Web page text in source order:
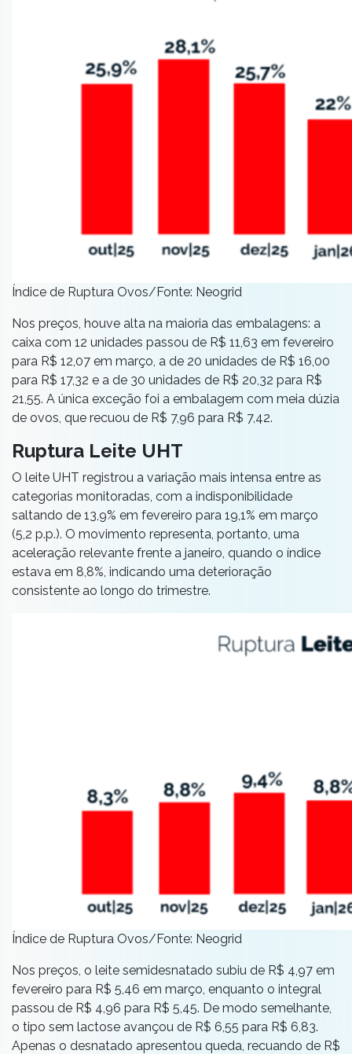
Índice de Ruptura Ovos/Fonte: Neogrid
Nos preços, houve alta na maioria das embalagens: a
caixa com 12 unidades passou de R$ 11,63 em fevereiro
para R$ 12,07 em março, a de 20 unidades de R$ 16,00
para R$ 17,32 e a de 30 unidades de R$ 20,32 para R$
21,55. A única exceção foi a embalagem com meia dúzia
de ovos, que recuou de R$ 7,96 para R$ 7,42.
Ruptura Leite UHT
O leite UHT registrou a variação mais intensa entre as
categorias monitoradas, com a indisponibilidade
saltando de 13,9% em fevereiro para 19,1% em março
(5,2 p.p.). O movimento representa, portanto, uma
aceleração relevante frente a janeiro, quando o índice
estava em 8,8%, indicando uma deterioração
consistente ao longo do trimestre.
Índice de Ruptura Ovos/Fonte: Neogrid
Nos preços, o leite semidesnatado subiu de R$ 4,97 em
fevereiro para R$ 5,46 em março, enquanto o integral
passou de R$ 4,96 para R$ 5,45. De modo semelhante,
o tipo sem lactose avançou de R$ 6,55 para R$ 6,83.
Apenas o desnatado apresentou queda, recuando de R$